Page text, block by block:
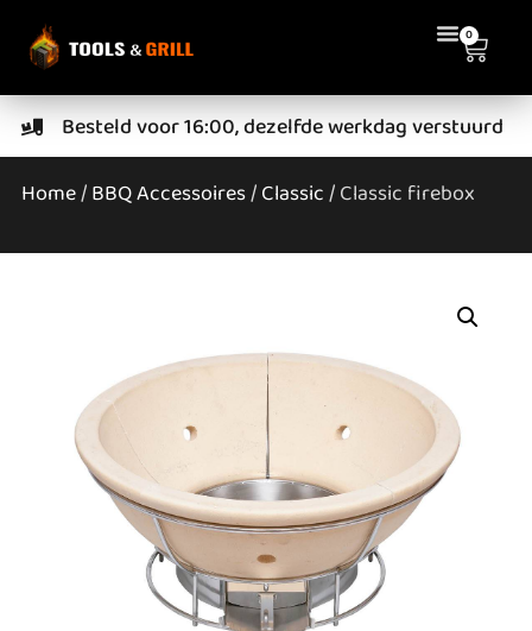
0
Besteld voor 16:00, dezelfde werkdag verstuurd
Home/BBQ Accessoires/Classic/ Classic firebox